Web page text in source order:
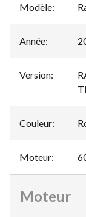
Modèle:
Année:
Version:
Couleur:
Moteur:
Moteur